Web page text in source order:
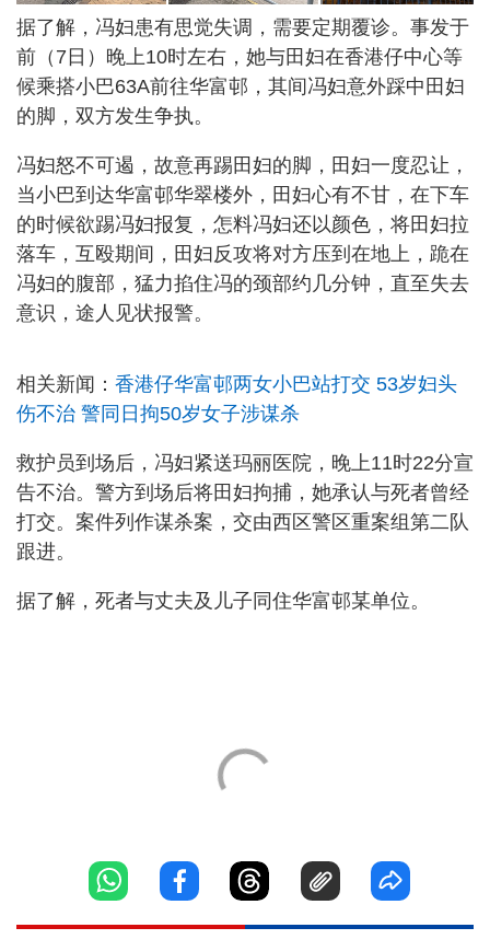
据了解，冯妇患有思觉失调，需要定期覆诊。事发于
前（7日）晚上10时左右，她与田妇在香港仔中心等
候乘搭小巴63A前往华富邨，其间冯妇意外踩中田妇
的脚，双方发生争执。
冯妇怒不可遏，故意再踢田妇的脚，田妇一度忍让，
当小巴到达华富邨华翠楼外，田妇心有不甘，在下车
的时候欲踢冯妇报复，怎料冯妇还以颜色，将田妇拉
落车，互殴期间，田妇反攻将对方压到在地上，跪在
冯妇的腹部，猛力掐住冯的颈部约几分钟，直至失去
意识，途人见状报警。
相关新闻： 香港仔华富邨两女小巴站打交 53岁妇头
伤不治 警同日拘50岁女子涉谋杀
救护员到场后，冯妇紧送玛丽医院，晚上11时22分宣
告不治。警方到场后将田妇拘捕，她承认与死者曾经
打交。案件列作谋杀案，交由西区警区重案组第二队
跟进。
据了解，死者与丈夫及儿子同住华富邨某单位。